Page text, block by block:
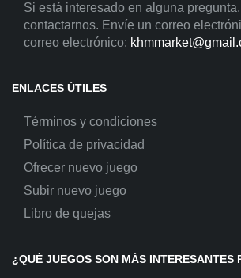
Si está interesado en alguna
contactarnos. Envíe un correo
correo electrónico:
ENLACES ÚTILES
Términos y condiciones
Política de privacidad
Ofrecer nuevo juego
Subir nuevo juego
Libro de quejas
¿QUÉ JUEGOS SON MÁS INTERESANTES